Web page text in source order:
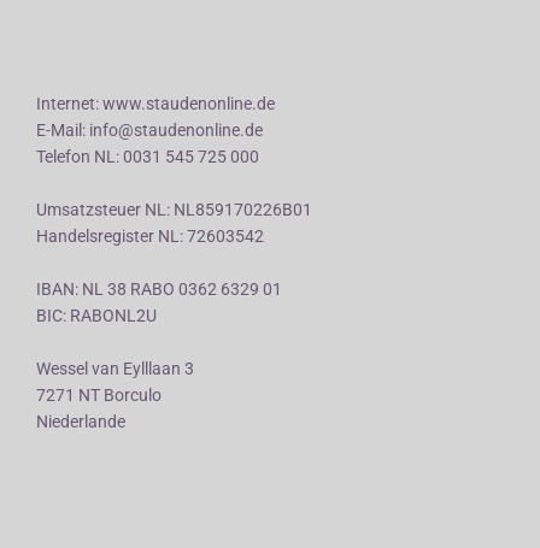
Internet: www.staudenonline.de
E-Mail: info@staudenonline.de
Telefon NL: 0031 545 725 000
Umsatzsteuer NL: NL859170226B01
Handelsregister NL: 72603542
IBAN: NL 38 RABO 0362 6329 01
BIC: RABONL2U
Wessel van Eylllaan 3
7271 NT Borculo
Niederlande